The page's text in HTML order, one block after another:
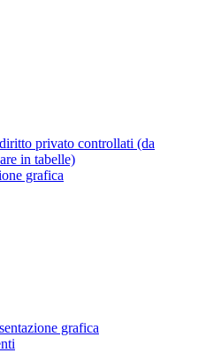
privato controllati (da
in tabelle)
grafica
grafica